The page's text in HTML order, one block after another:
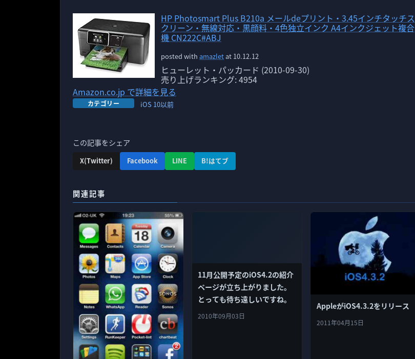
HP Photosmart Plus B210a メールdeプリント・3.45インチタッチス
クリーン・無線対応・黒顔料・4色独立インク A4インクジェット複合
機 CN222C#ABJ
posted with amazletat 10.12.12
ヒューレット・パッカード (2010-09-30)
売り上げランキング: 4954
Amazon.co.jp で詳細を見る
カテゴリー iOS 10以前
この記事をシェア
X(Twitter) Facebook LINE B!はてブ
関連記事
11月公開予定のiOS4.2の紹介
ページが立ち上がりました。
とっても待ち遠しいですね。
2010年09月03日
AppleがiOS4.3.2をリリース
2011年04月15日